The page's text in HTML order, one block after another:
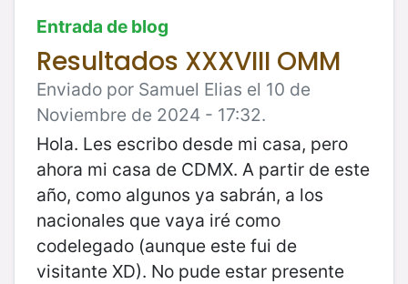
Entrada de blog
Resultados XXXVIII OMM
Enviado por Samuel Elias el 10 de
Noviembre de 2024 - 17:32.
Hola. Les escribo desde mi casa, pero
ahora mi casa de CDMX. A partir de este
año, como algunos ya sabrán, a los
nacionales que vaya iré como
codelegado (aunque este fui de
visitante XD). No pude estar presente